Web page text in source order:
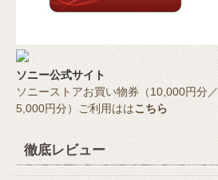
ソニー公式サイト
ソニーストアお買い物券（10,000円分／
5,000円分）ご利用ははこちら
徹底レビュー